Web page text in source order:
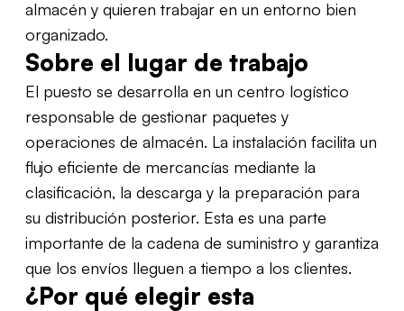
almacén y quieren trabajar en un entorno bien
organizado.
Sobre el lugar de trabajo
El puesto se desarrolla en un centro logístico
responsable de gestionar paquetes y
operaciones de almacén. La instalación facilita un
flujo eficiente de mercancías mediante la
clasificación, la descarga y la preparación para
su distribución posterior. Esta es una parte
importante de la cadena de suministro y garantiza
que los envíos lleguen a tiempo a los clientes.
¿Por qué elegir esta